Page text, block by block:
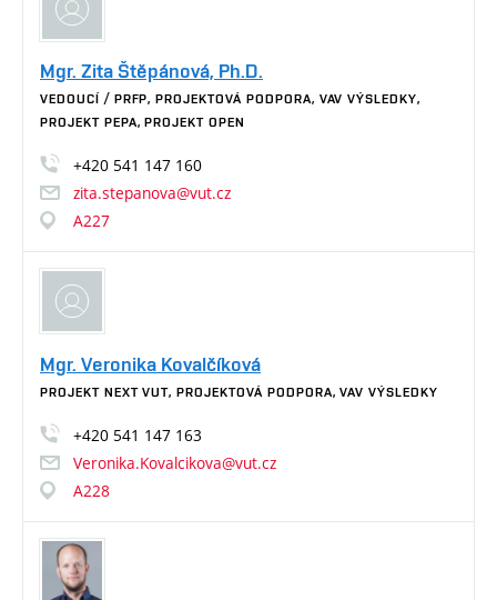
Mgr. Zita Štěpánová, Ph.D.
VEDOUCÍ / PRFP, PROJEKTOVÁ PODPORA, VAV VÝSLEDKY,
PROJEKT PEPA, PROJEKT OPEN
+420 541 147 160
zita.stepanova@vut.cz
A227
Mgr. Veronika Kovalčíková
PROJEKT NEXT VUT, PROJEKTOVÁ PODPORA, VAV VÝSLEDKY
+420 541 147 163
Veronika.Kovalcikova@vut.cz
A228